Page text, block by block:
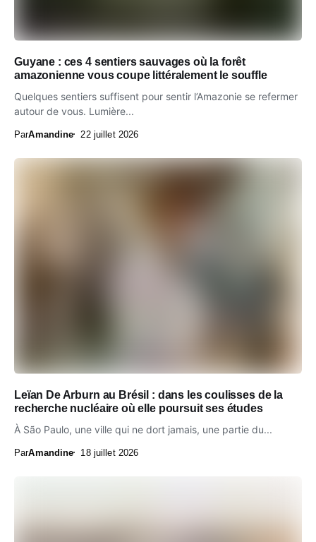
Guyane : ces 4 sentiers sauvages où la forêt
amazonienne vous coupe littéralement le souffle
Quelques sentiers suffisent pour sentir l’Amazonie se refermer
autour de vous. Lumière...
ParAmandine 22 juillet 2026
Leïan De Arburn au Brésil : dans les coulisses de la
recherche nucléaire où elle poursuit ses études
À São Paulo, une ville qui ne dort jamais, une partie du...
ParAmandine 18 juillet 2026